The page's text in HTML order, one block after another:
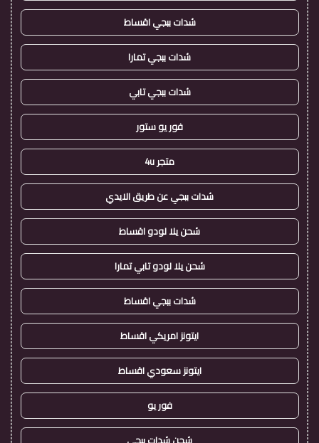
شدات ببجي اقساط
شدات ببجي تمارا
شدات ببجي تابي
فور يو ستور
متجر 4u
شدات ببجي عن طريق الايدي
شحن يلا لودو اقساط
شحن يلا لودو تابي تمارا
شدات ببجي اقساط
ايتونز امريكي اقساط
ايتونز سعودي اقساط
فور يو